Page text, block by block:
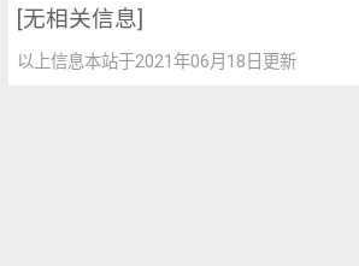
[无相关信息]
以上信息本站于2021年06月18日更新